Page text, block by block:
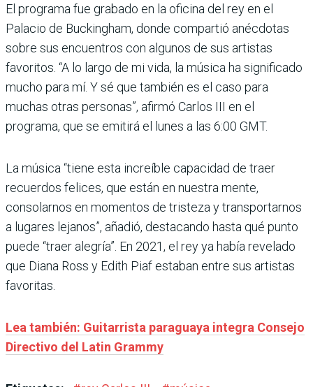
El programa fue grabado en la oficina del rey en el
Palacio de Buckingham, donde compartió anécdotas
sobre sus encuentros con algunos de sus artistas
favoritos. “A lo largo de mi vida, la música ha significado
mucho para mí. Y sé que también es el caso para
muchas otras personas”, afirmó Carlos III en el
programa, que se emitirá el lunes a las 6:00 GMT.
La música “tiene esta increíble capacidad de traer
recuerdos felices, que están en nuestra mente,
consolarnos en momentos de tristeza y transportarnos
a lugares lejanos”, añadió, destacando hasta qué punto
puede “traer alegría”. En 2021, el rey ya había revelado
que Diana Ross y Edith Piaf estaban entre sus artistas
favoritas.
Lea también: Guitarrista paraguaya integra Consejo
Directivo del Latin Grammy